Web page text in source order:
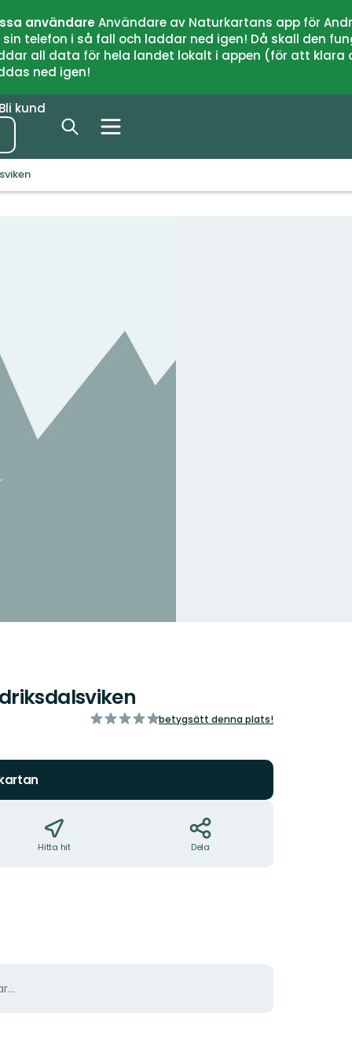
användareAnvändare av Naturkartans app för
telefon i så fall och laddar ned igen! Då skall den
all data för hela landet lokalt i appen (för att
ned igen!
Bli kund
av
betygsätt denna plats!
Hitta hit Dela